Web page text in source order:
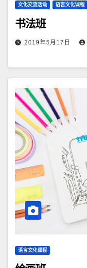
文化交流活动 语言文化课程
书法班
2019年5月17日
语言文化课程